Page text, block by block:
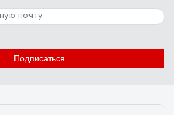
В-2 PROCONNECT
, /96/, 200м., белый 01-
Подписаться